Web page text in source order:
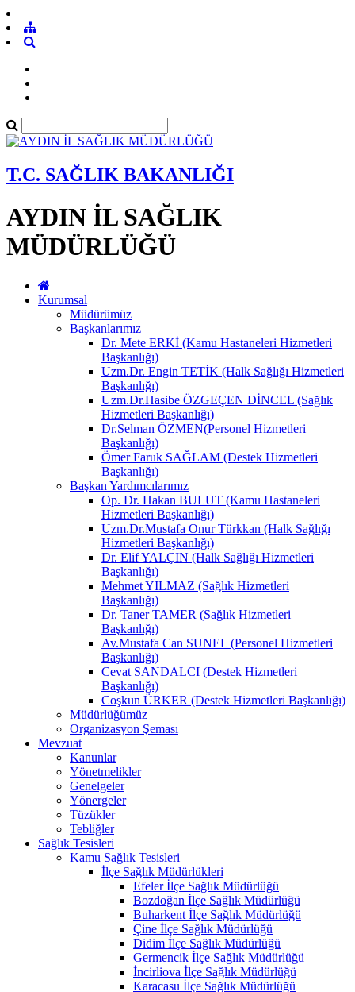
T.C. SAĞLIK BAKANLIĞI
AYDIN İL SAĞLIK
MÜDÜRLÜĞÜ
Kurumsal
Müdürümüz
Başkanlarımız
Dr. Mete ERKİ (Kamu Hastaneleri Hizmetleri
Başkanlığı)
Uzm.Dr. Engin TETİK (Halk Sağlığı Hizmetleri
Başkanlığı)
Uzm.Dr.Hasibe ÖZGEÇEN DİNCEL (Sağlık
Hizmetleri Başkanlığı)
Dr.Selman ÖZMEN(Personel Hizmetleri
Başkanlığı)
Ömer Faruk SAĞLAM (Destek Hizmetleri
Başkanlığı)
Başkan Yardımcılarımız
Op. Dr. Hakan BULUT (Kamu Hastaneleri
Hizmetleri Başkanlığı)
Uzm.Dr.Mustafa Onur Türkkan (Halk Sağlığı
Hizmetleri Başkanlığı)
Dr. Elif YALÇIN (Halk Sağlığı Hizmetleri
Başkanlığı)
Mehmet YILMAZ (Sağlık Hizmetleri
Başkanlığı)
Dr. Taner TAMER (Sağlık Hizmetleri
Başkanlığı)
Av.Mustafa Can SUNEL (Personel Hizmetleri
Başkanlığı)
Cevat SANDALCI (Destek Hizmetleri
Başkanlığı)
Coşkun ÜRKER (Destek Hizmetleri Başkanlığı)
Müdürlüğümüz
Organizasyon Şeması
Mevzuat
Kanunlar
Yönetmelikler
Genelgeler
Yönergeler
Tüzükler
Tebliğler
Sağlık Tesisleri
Kamu Sağlık Tesisleri
İlçe Sağlık Müdürlükleri
Efeler İlçe Sağlık Müdürlüğü
Bozdoğan İlçe Sağlık Müdürlüğü
Buharkent İlçe Sağlık Müdürlüğü
Çine İlçe Sağlık Müdürlüğü
Didim İlçe Sağlık Müdürlüğü
Germencik İlçe Sağlık Müdürlüğü
İncirliova İlçe Sağlık Müdürlüğü
Karacasu İlçe Sağlık Müdürlüğü